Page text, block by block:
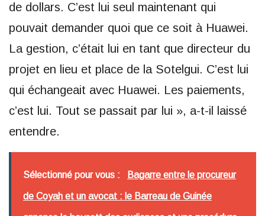
de dollars. C’est lui seul maintenant qui
pouvait demander quoi que ce soit à Huawei.
La gestion, c’était lui en tant que directeur du
projet en lieu et place de la Sotelgui. C’est lui
qui échangeait avec Huawei. Les paiements,
c’est lui. Tout se passait par lui », a-t-il laissé
entendre.
Sélectionné pour vous : Bagarre entre le procureur
de Coyah et un avocat : le Barreau de Guinée